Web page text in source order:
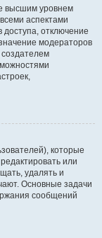
высшим уровнем
аспектами
отключение
модераторов
которые
или
удалять и
Основные задачи
сообщений